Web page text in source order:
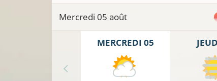
Mercredi 05 août
MERCREDI 05